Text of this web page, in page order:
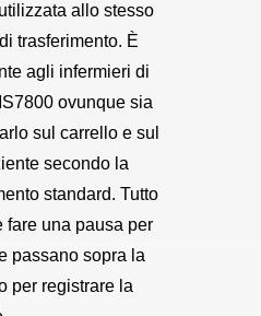
allo stesso
trasferimento. È
agli infermieri di
ovunque sia
sul carrello e sul
secondo la
standard. Tutto
fare una pausa per
passano sopra la
per registrare la